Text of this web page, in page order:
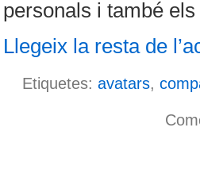
personals i també
Llegeix la resta de
Etiquetes: avatars,